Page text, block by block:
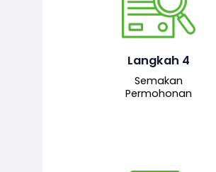
Langkah 4
Semakan
Permohonan
Pegawai penyemak
maklumat yang
semua maklumat adalah
kepada pegawai pelulus
tindakan seterusnya.